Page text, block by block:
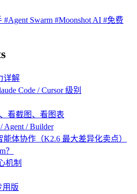
#Agent Swarm #Moonshot AI #免费
详解
Code / Cursor 级别
看截图、看图表
Agent / Builder
能体协作（K2.6 最大差异化卖点）
？
机制
用版